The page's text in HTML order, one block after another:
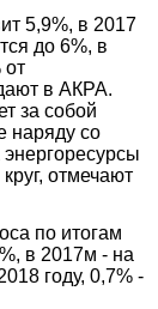
5,9%, в 2017
до 6%, в
от
в АКРА.
за собой
наряду со
отмечают
по итогам
в 2017м - на
году, 0,7% -